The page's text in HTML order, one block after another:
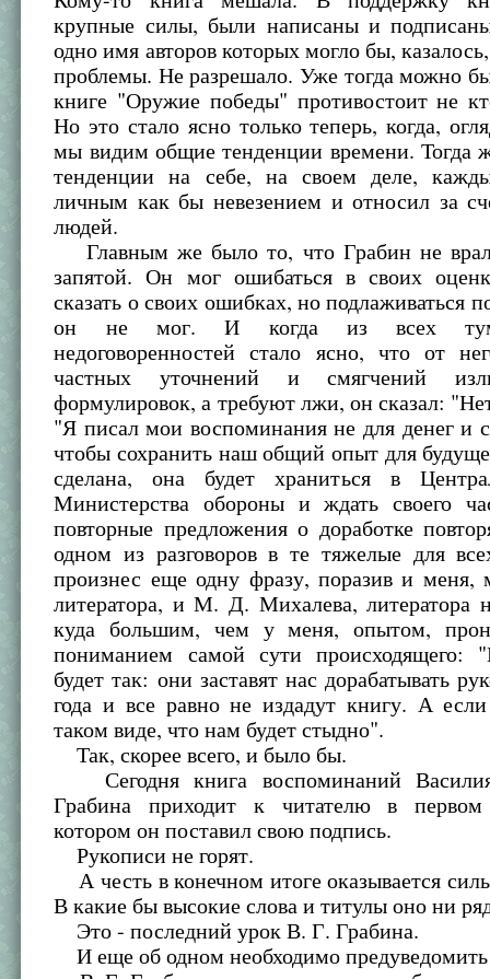
крупные силы, были написаны и
одно имя авторов которых могло бы,
проблемы. Не разрешало. Уже тогда можно
книге "Оружие победы" противостоит не
Но это стало ясно только теперь, когда,
мы видим общие тенденции времени. Тогда
тенденции на себе, на своем деле,
личным как бы невезением и относил за
людей.
Главным же было то, что Грабин не
запятой. Он мог ошибаться в своих
сказать о своих ошибках, но подлаживаться
он не мог. И когда из всех
недоговоренностей стало ясно, что от
частных уточнений и смягчений
формулировок, а требуют лжи, он сказал:
"Я писал мои воспоминания не для денег и
чтобы сохранить наш общий опыт для
сделана, она будет храниться в
Министерства обороны и ждать своего
повторные предложения о доработке
одном из разговоров в те тяжелые для
произнес еще одну фразу, поразив и меня,
литератора, и М. Д. Михалева, литератора
куда большим, чем у меня, опытом,
пониманием самой сути происходящего:
будет так: они заставят нас дорабатывать
года и все равно не издадут книгу. А
таком виде, что нам будет стыдно".
Так, скорее всего, и было бы.
Сегодня книга воспоминаний
Грабина приходит к читателю в
котором он поставил свою подпись.
Рукописи не горят.
А честь в конечном итоге оказывается
В какие бы высокие слова и титулы оно ни
Это - последний урок В. Г. Грабина.
И еще об одном необходимо предуведомить